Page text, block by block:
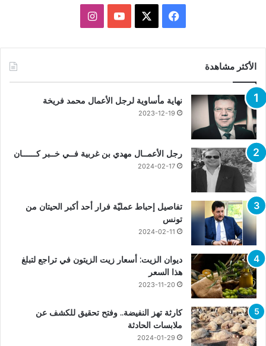
فيسبوك يوتيوبانستقرام
الأكثر مشاهدة
نهاية مأساوية لرجل الأعمال محمد فريخة
2023-12-19
رجل الأعمــال مهدي بن غربية فــي خــبر كــــــان
2024-02-17
تفاصيل إحباط عمليّة فرار أحد أكبر الحيتان من
تونس
2024-02-11
ديوان الزيت: أسعار زيت الزيتون في تراجع لتبلغ
هذا السعر
2023-11-20
كارثة تهز النفيضة.. وفتح تحقيق للكشف عن
ملابسات الحادثة
2024-01-29